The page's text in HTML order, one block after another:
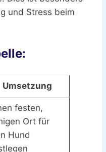
und Stress beim
Umsetzung
festen,
Ort für
Hund